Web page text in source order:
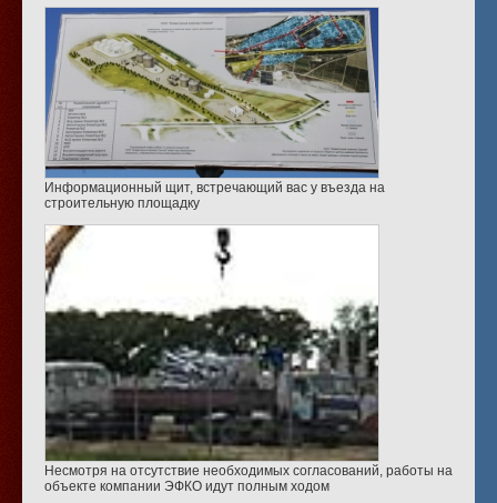
Информационный щит, встречающий вас у въезда на
строительную площадку
Несмотря на отсутствие необходимых согласований, работы на
объекте компании ЭФКО идут полным ходом